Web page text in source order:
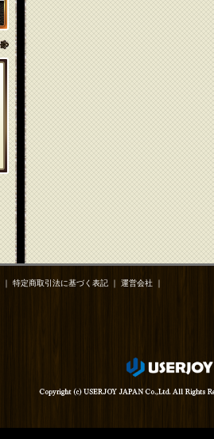
｜ 特定商取引法に基づく表記 ｜ 運営会社 ｜